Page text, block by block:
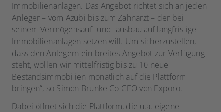
Immobilienanlagen. Das Angebot richtet sich an jeden
Anleger – vom Azubi bis zum Zahnarzt – der bei
seinem Vermögensauf- und -ausbau auf langfristige
Immobilienanlagen setzen will. Um sicherzustellen,
dass den Anlegern ein breites Angebot zur Verfügung
steht, wollen wir mittelfristig bis zu 10 neue
Bestandsimmobilien monatlich auf die Plattform
bringen“, so Simon Brunke Co-CEO von Exporo.
Dabei öffnet sich die Plattform, die u.a. eigene